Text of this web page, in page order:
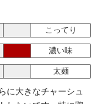
こってり
濃い味
太麺
に大きなチャーシュ